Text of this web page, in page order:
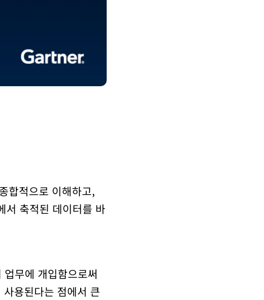
합적으로 이해하고,
서 축적된 데이터를 바
무에 개입함으로써
용된다는 점에서 큰